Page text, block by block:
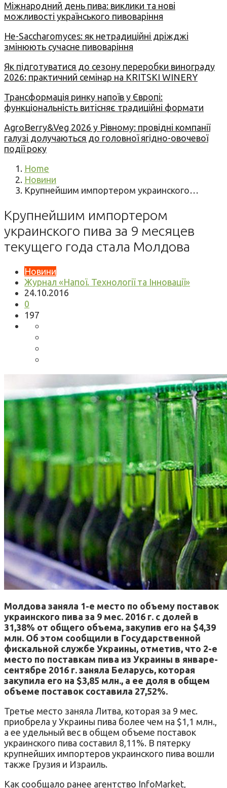
Міжнародний день пива: виклики та нові
можливості українського пивоваріння
Не-Saccharomyces: як нетрадиційні дріжджі
змінюють сучасне пивоваріння
Як підготуватися до сезону переробки винограду
2026: практичний семінар на KRITSKI WINERY
Трансформація ринку напоїв у Європі:
функціональність витісняє традиційні формати
AgroBerry&Veg 2026 у Рівному: провідні компанії
галузі долучаються до головної ягідно-овочевої
події року
Home
Новини
Крупнейшим импортером украинского…
Крупнейшим импортером
украинского пива за 9 месяцев
текущего года стала Молдова
Новини
Журнал «Напої. Технології та Інновації»
24.10.2016
0
197
Молдова заняла 1-е место по объему поставок
украинского пива за 9 мес. 2016 г. с долей в
31,38% от общего объема, закупив его на $4,39
млн. Об этом сообщили в Государственной
фискальной службе Украины, отметив, что 2-е
место по поставкам пива из Украины в январе-
сентябре 2016 г. заняла Беларусь, которая
закупила его на $3,85 млн., а ее доля в общем
объеме поставок составила 27,52%.
Третье место заняла Литва, которая за 9 мес.
приобрела у Украины пива более чем на $1,1 млн.,
а ее удельный вес в общем объеме поставок
украинского пива составил 8,11%. В пятерку
крупнейших импортеров украинского пива вошли
также Грузия и Израиль.
Как сообщало ранее агентство InfoMarket,